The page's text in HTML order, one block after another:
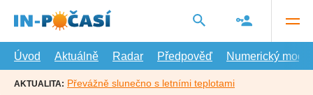
hlavní
Úvod
Aktuálně Radar Předpověď Numerický model
AKTUALITA: Převážně slunečno s letními teplotami